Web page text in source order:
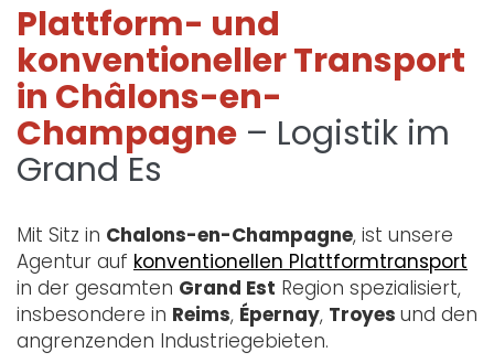
Plattform- und
konventioneller Transport
in Châlons-en-
Champagne – Logistik im
Grand Es
Mit Sitz in Chalons-en-Champagne, ist unsere
Agentur auf konventionellen Plattformtransport
in der gesamten Grand Est Region spezialisiert,
insbesondere in Reims, Épernay, Troyes und den
angrenzenden Industriegebieten.